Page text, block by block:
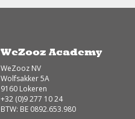
WeZooz Academy
WeZooz NV
Wolfsakker 5A
9160 Lokeren
+32 (0)9 277 10 24
BTW: BE 0892.653.980